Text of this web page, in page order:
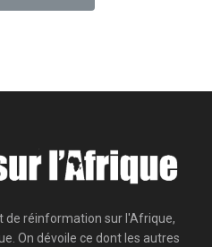
de réinformation sur l'Afrique,
On dévoile ce dont les autres